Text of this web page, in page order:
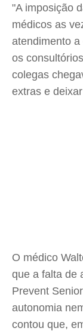
"A imposição
médicos as
atendimento
os
colegas
extras e
O médico
que a falta de
Prevent
autonomia
contou que,